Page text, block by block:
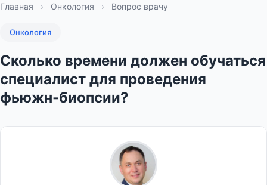
Главная › Онкология › Вопрос врачу
Онкология
Сколько времени должен обучаться
специалист для проведения
фьюжн-биопсии?